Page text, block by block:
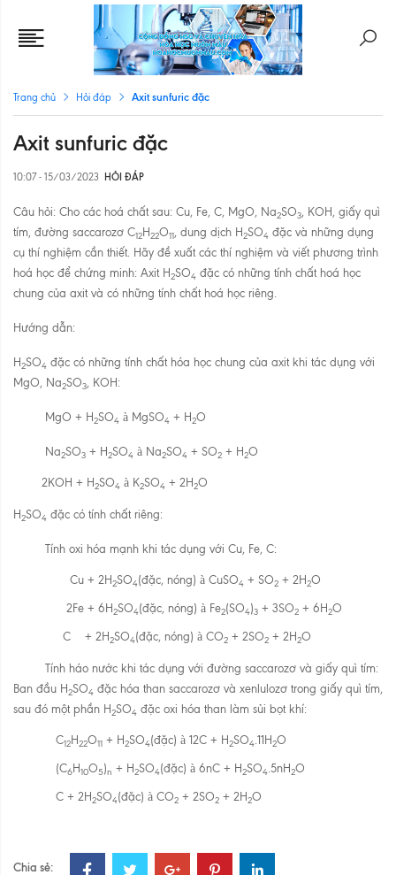
Trang chủ Hỏi đáp Axit sunfuric đặc
Axit sunfuric đặc
10:07 - 15/03/2023 HỎI ĐÁP
Câu hỏi: Cho các hoá chất sau: Cu, Fe, C, MgO, Na2SO3, KOH, giấy quì
tím, đường saccarozơ C12H22O11, dung dịch H2SO4 đặc và những dụng
cụ thí nghiệm cần thiết. Hãy đề xuất các thí nghiệm và viết phương trình
hoá học để chứng minh: Axit H2SO4 đặc có những tính chất hoá học
chung của axit và có những tính chất hoá học riêng.
Hướng dẫn:
H2SO4 đặc có những tính chất hóa học chung của axit khi tác dụng với
MgO, Na2SO3, KOH:
MgO + H2SO4 à MgSO4 + H2O
Na2SO3 + H2SO4 à Na2SO4 + SO2 + H2O
2KOH + H2SO4 à K2SO4 + 2H2O
H2SO4 đặc có tính chất riêng:
Tính oxi hóa mạnh khi tác dụng với Cu, Fe, C:
Cu + 2H2SO4(đặc, nóng) à CuSO4 + SO2 + 2H2O
2Fe + 6H2SO4(đặc, nóng) à Fe2(SO4)3 + 3SO2 + 6H2O
C + 2H2SO4(đặc, nóng) à CO2 + 2SO2 + 2H2O
Tính háo nước khi tác dụng với đường saccarozơ và giấy quì tím:
Ban đầu H2SO4 đặc hóa than saccarozơ và xenlulozơ trong giấy quì tím,
sau đó một phần H2SO4 đặc oxi hóa than làm sủi bọt khí:
C12H22O11 + H2SO4(đặc) à 12C + H2SO4.11H2O
(C6H10O5)n + H2SO4(đặc) à 6nC + H2SO4.5nH2O
C + 2H2SO4(đặc) à CO2 + 2SO2 + 2H2O
Chia sẻ: